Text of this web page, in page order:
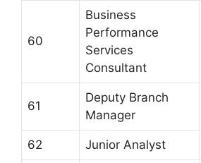
60
Business
Performance
Services
Consultant
61
Deputy Branch
Manager
62 Junior Analyst